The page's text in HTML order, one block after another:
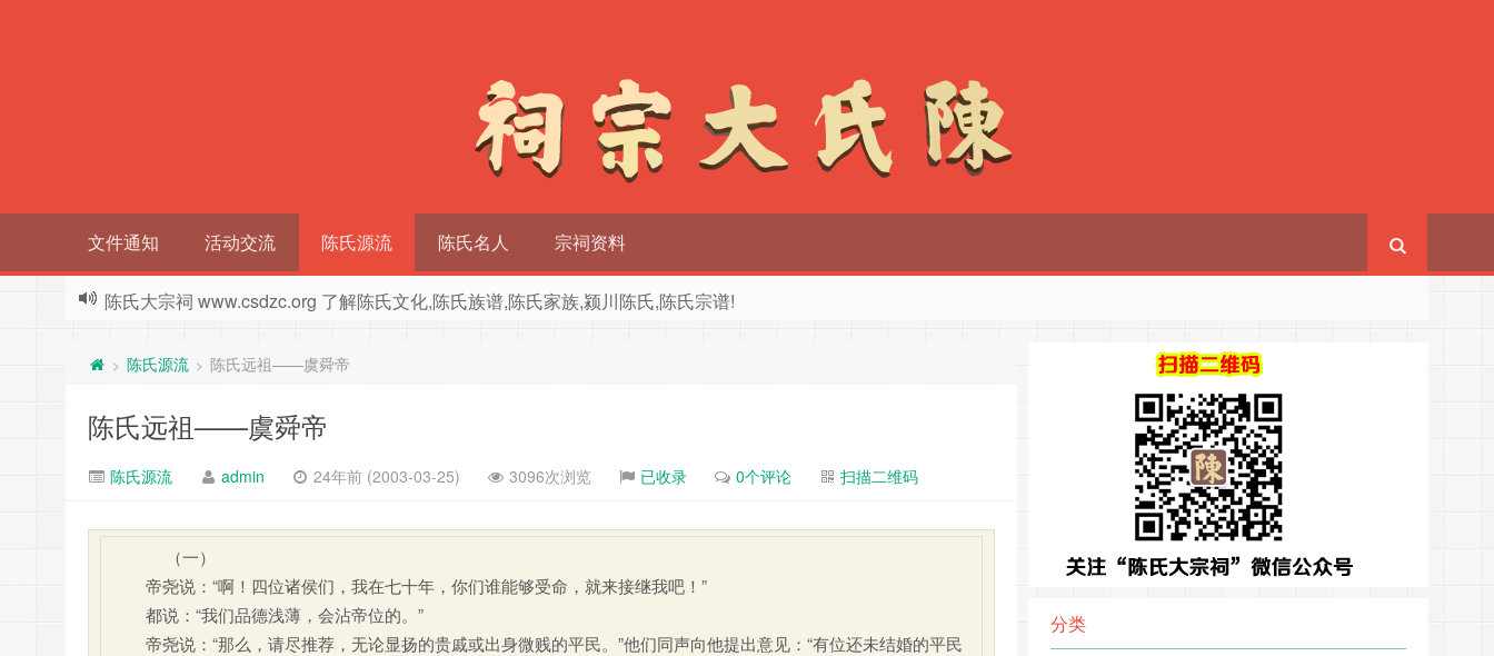
文件通知 活动交流 陈氏源流 陈氏名人 宗祠资料
陈氏大宗祠 www.csdzc.org 了解陈氏文化,陈氏族谱,陈氏家族,颍川陈氏,陈氏宗谱!
> 陈氏源流 > 陈氏远祖——虞舜帝
陈氏远祖——虞舜帝
陈氏源流 admin 24年前 (2003-03-25) 3096次浏览 已收录 0个评论 扫描二维码
（一）
帝尧说：“啊！四位诸侯们，我在七十年，你们谁能够受命，就来接继我吧！”
都说：“我们品德浅薄，会沾帝位的。”
帝尧说：“那么，请尽推荐，无论显扬的贵戚或出身微贱的平民。”他们同声向他提出意见：“有位还未结婚的平民
分类